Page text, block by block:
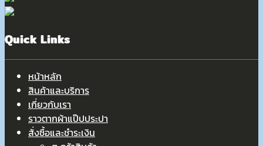
Quick Links
หน้าหลัก
สินค้าและบริการ
เกี่ยวกับเรา
ราวตากผ้าแป๊ปประปา
สั่งซื้อและชำระเงิน